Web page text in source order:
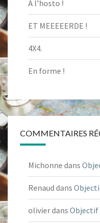
A l’hosto !
ET MEEEEERDE !
4X4.
En forme !
COMMENTAIRES
Michonne dans
Renaud dans
olivierdans Objectif